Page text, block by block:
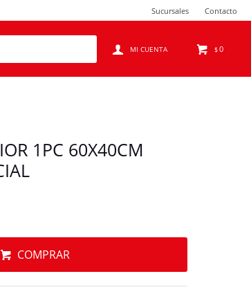
$0
Sucursales Contacto
1PC 60X40CM
COMPRAR